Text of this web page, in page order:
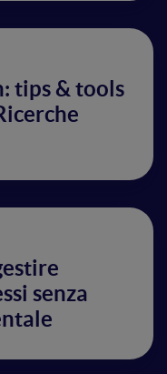
tips & tools
senza